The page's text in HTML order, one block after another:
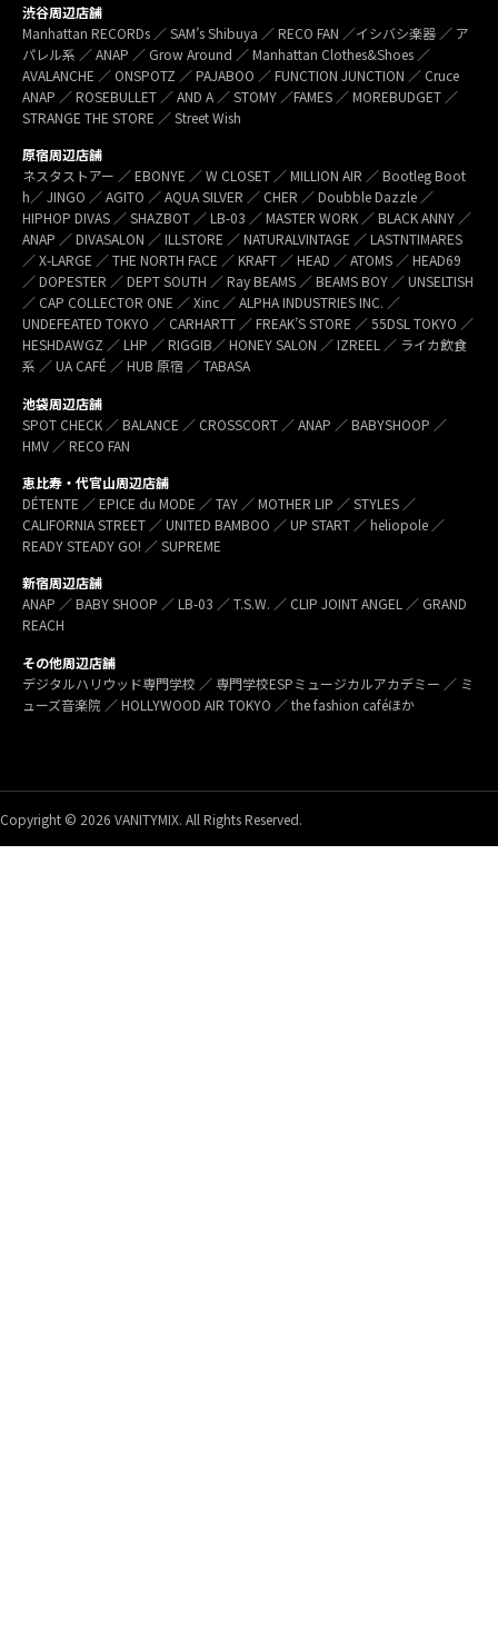
渋谷周辺店舗
Manhattan RECORDs ／ SAM’s Shibuya ／ RECO FAN ／イシバシ楽器 ／ ア
パレル系 ／ ANAP ／ Grow Around ／ Manhattan Clothes&Shoes ／
AVALANCHE ／ ONSPOTZ ／ PAJABOO ／ FUNCTION JUNCTION ／ Cruce
ANAP ／ ROSEBULLET ／ AND A ／ STOMY ／FAMES ／ MOREBUDGET ／
STRANGE THE STORE ／ Street Wish
原宿周辺店舗
ネスタストアー ／ EBONYE ／ W CLOSET ／ MILLION AIR ／ Bootleg Boot
h／ JINGO ／ AGITO ／ AQUA SILVER ／ CHER ／ Doubble Dazzle ／
HIPHOP DIVAS ／ SHAZBOT ／ LB-03 ／ MASTER WORK ／ BLACK ANNY ／
ANAP ／ DIVASALON ／ ILLSTORE ／ NATURALVINTAGE ／ LASTNTIMARES
／ X-LARGE ／ THE NORTH FACE ／ KRAFT ／ HEAD ／ ATOMS ／ HEAD69
／ DOPESTER ／ DEPT SOUTH ／ Ray BEAMS ／ BEAMS BOY ／ UNSELTISH
／ CAP COLLECTOR ONE ／ Xinc ／ ALPHA INDUSTRIES INC. ／
UNDEFEATED TOKYO ／ CARHARTT ／ FREAK’S STORE ／ 55DSL TOKYO ／
HESHDAWGZ ／ LHP ／ RIGGIB／ HONEY SALON ／ IZREEL ／ ライカ飲食
系 ／ UA CAFÉ ／ HUB 原宿 ／ TABASA
池袋周辺店舗
SPOT CHECK ／ BALANCE ／ CROSSCORT ／ ANAP ／ BABYSHOOP ／
HMV ／ RECO FAN
恵比寿・代官山周辺店舗
DÉTENTE ／ EPICE du MODE ／ TAY ／ MOTHER LIP ／ STYLES ／
CALIFORNIA STREET ／ UNITED BAMBOO ／ UP START ／ heliopole ／
READY STEADY GO! ／ SUPREME
新宿周辺店舗
ANAP ／ BABY SHOOP ／ LB-03 ／ T.S.W. ／ CLIP JOINT ANGEL ／ GRAND
REACH
その他周辺店舗
デジタルハリウッド専門学校 ／ 専門学校ESPミュージカルアカデミー ／ ミ
ューズ音楽院 ／ HOLLYWOOD AIR TOKYO ／ the fashion caféほか
Copyright © 2026 VANITYMIX. All Rights Reserved.